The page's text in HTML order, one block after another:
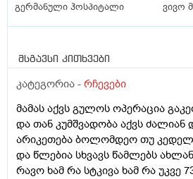
გერმანული ჰოსპიტალი ვივო
მსგავსი კითხვები
კატეგორია - რჩევები
მამას აქვს გულოს ოპერაცია
და თან კუმშვადობა აქვს
არიკეთება ბოლომდეო თუ
და წლებია სხვავს წამლებს
რავო ხამ რა სტკივა ხამ რა უკვე